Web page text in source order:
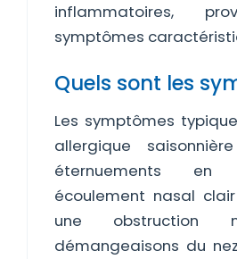
inflammatoires,
symptômes
Quels sont les
Les symptômes
allergique
éternuements
écoulement nasal
une obstruction
démangeaisons du